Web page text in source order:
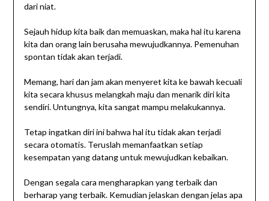
dari niat.
Sejauh hidup kita baik dan memuaskan, maka hal itu karena
kita dan orang lain berusaha mewujudkannya. Pemenuhan
spontan tidak akan terjadi.
Memang, hari dan jam akan menyeret kita ke bawah kecuali
kita secara khusus melangkah maju dan menarik diri kita
sendiri. Untungnya, kita sangat mampu melakukannya.
Tetap ingatkan diri ini bahwa hal itu tidak akan terjadi
secara otomatis. Teruslah memanfaatkan setiap
kesempatan yang datang untuk mewujudkan kebaikan.
Dengan segala cara mengharapkan yang terbaik dan
berharap yang terbaik. Kemudian jelaskan dengan jelas apa